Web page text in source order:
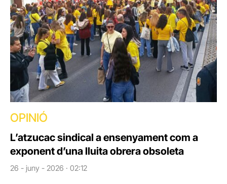
OPINIÓ
L’atzucac sindical a ensenyament com a
exponent d’una lluita obrera obsoleta
26 - juny - 2026 · 02:12